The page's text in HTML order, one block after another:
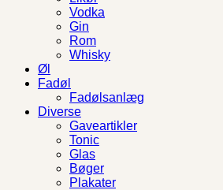
Vodka
Gin
Rom
Whisky
Øl
Fadøl
Fadølsanlæg
Diverse
Gaveartikler
Tonic
Glas
Bøger
Plakater